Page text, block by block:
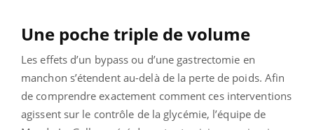
Une poche triple de volume
Les effets d’un bypass ou d’une gastrectomie en
manchon s’étendent au-delà de la perte de poids. Afin
de comprendre exactement comment ces interventions
agissent sur le contrôle de la glycémie, l’équipe de